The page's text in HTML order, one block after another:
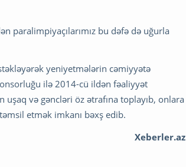
paralimpiyaçılarımız bu dəfə də uğurla
yeniyetmələrin cəmiyyətə
ilə 2014-cü ildən fəaliyyət
və gəncləri öz ətrafına toplayıb, onlara
etmək imkanı bəxş edib.
Xeberler.az